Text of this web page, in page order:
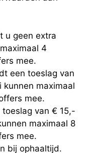
u geen extra
4
mee.
een toeslag van
maximaal
mee.
van € 15,-
maximaal 8
mee.
bij ophaaltijd.